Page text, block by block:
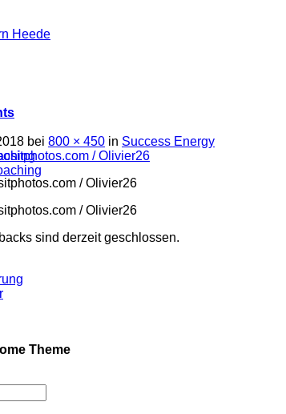
bei 800 × 450 in Success Energy
/ Olivier26
/ Olivier26
sind derzeit geschlossen.
Theme